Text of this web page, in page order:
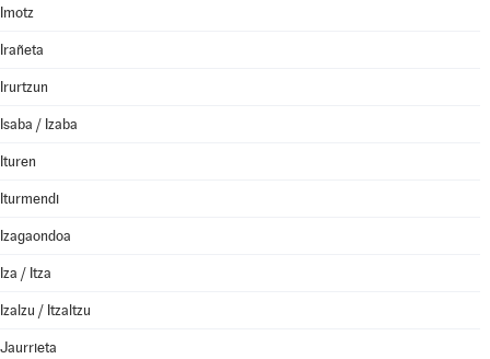
Imotz
Irañeta
Irurtzun
Isaba / Izaba
Ituren
Iturmendi
Izagaondoa
Iza / Itza
Izalzu / Itzaltzu
Jaurrieta